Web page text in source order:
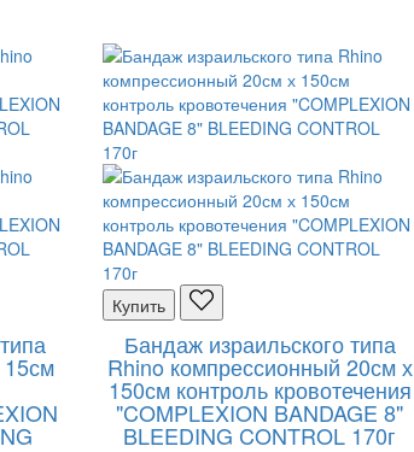
Купить
Бандаж израильского типа
Rhino компрессионный 20см х
150см контроль кровотечения
"COMPLEXION BANDAGE 8"
BLEEDING CONTROL 170г